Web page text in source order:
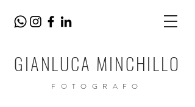
GIANLUCA MINCHILLO
FOTOGRAFO